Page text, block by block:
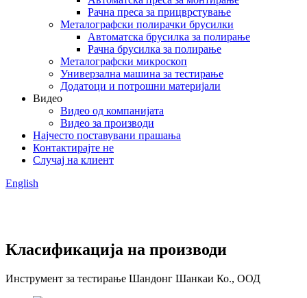
Рачна преса за прицврстување
Металографски полирачки брусилки
Автоматска брусилка за полирање
Рачна брусилка за полирање
Металографски микроскоп
Универзална машина за тестирање
Додатоци и потрошни материјали
Видео
Видео од компанијата
Видео за производи
Најчесто поставувани прашања
Контактирајте не
Случај на клиент
English
Класификација на производи
Инструмент за тестирање Шандонг Шанкаи Ко., ООД